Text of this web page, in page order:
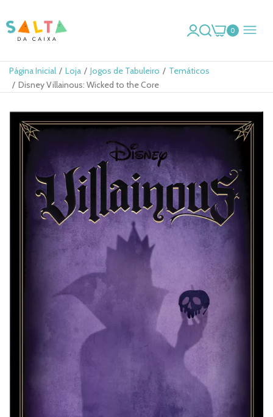
0
Página Inicial Loja Jogos de Tabuleiro
Temáticos
Disney Villainous: Wicked to the Core